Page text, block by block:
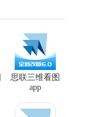
思联三维看图
app